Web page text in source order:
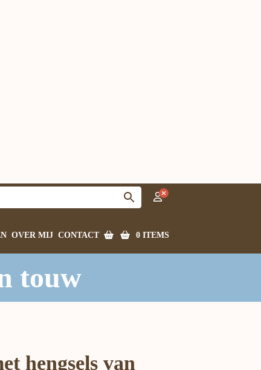
OVER MIJ CONTACT 0 ITEMS
touw
hengsels van